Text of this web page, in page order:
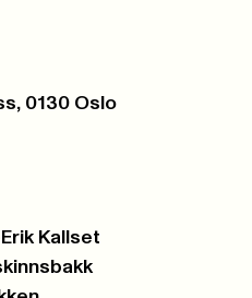
0130 Oslo
Kallset